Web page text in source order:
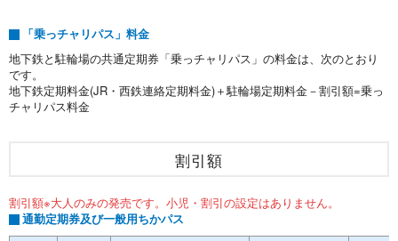
「乗っチャリパス」料金
地下鉄と駐輪場の共通定期券「乗っチャリパス」の料金は、次のとおり
です。
地下鉄定期料金(JR・西鉄連絡定期料金)＋駐輪場定期料金－割引額=乗っ
チャリパス料金
割引額
割引額※大人のみの発売です。小児・割引の設定はありません。
通勤定期券及び一般用ちかパス